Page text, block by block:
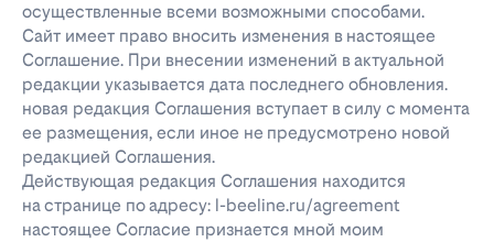
осуществленные всеми возможными способами.
Сайт имеет право вносить изменения в настоящее
Соглашение. При внесении изменений в актуальной
редакции указывается дата последнего обновления.
новая редакция Соглашения вступает в силу с момента
ее размещения, если иное не предусмотрено новой
редакцией Соглашения.
Действующая редакция Соглашения находится
на странице по адресу: l-beeline.ru/agreement
настоящее Согласие признается мной моим